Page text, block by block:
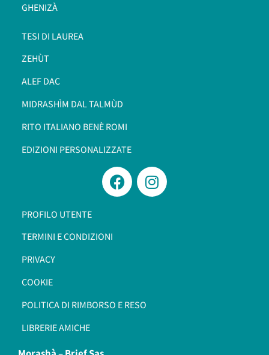
GHENIZÀ
TESI DI LAUREA
ZEHÙT
ALEF DAC
MIDRASHÌM DAL TALMÙD
RITO ITALIANO BENÈ ROMI​
EDIZIONI PERSONALIZZATE
PROFILO UTENTE
TERMINI E CONDIZIONI
PRIVACY
COOKIE
POLITICA DI RIMBORSO E RESO
LIBRERIE AMICHE